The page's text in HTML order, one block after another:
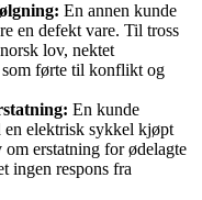
En annen kunde
en defekt vare. Til tross
lov, nektet
som førte til konflikt og
En kunde
elektrisk sykkel kjøpt
erstatning for ødelagte
ingen respons fra